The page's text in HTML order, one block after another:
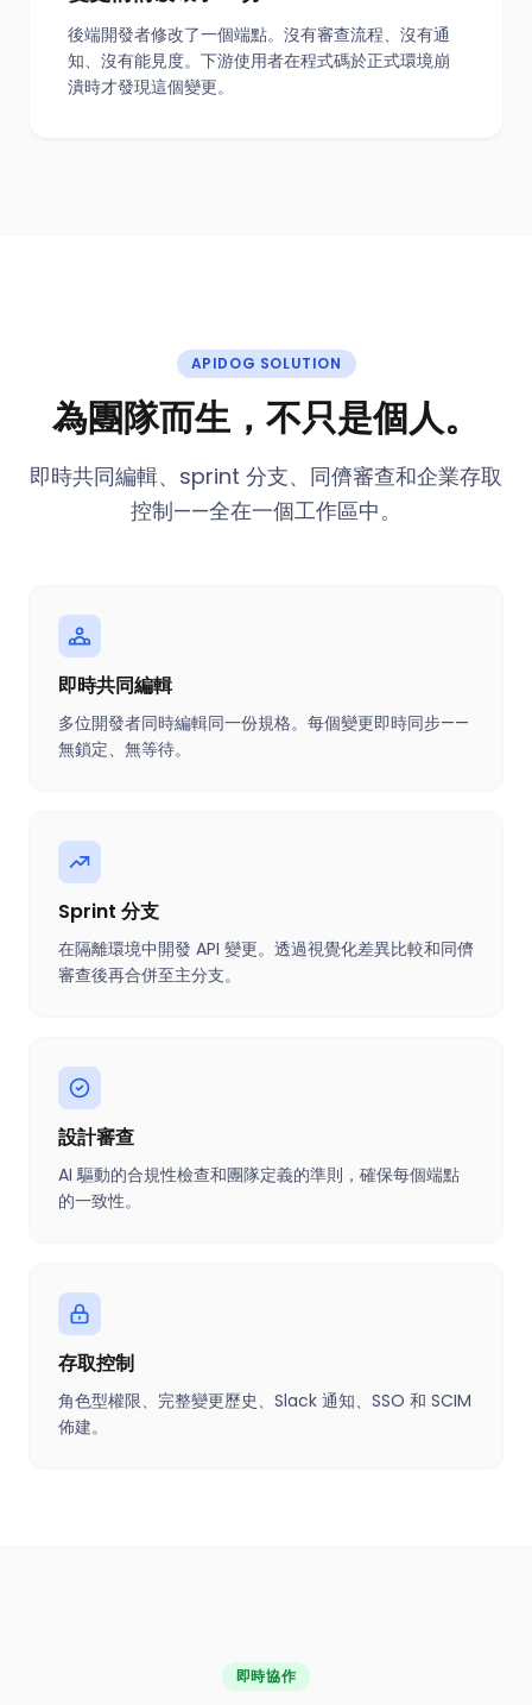
後端開發者修改了一個端點。沒有審查流程、沒有通
知、沒有能見度。下游使用者在程式碼於正式環境崩
潰時才發現這個變更。
APIDOG SOLUTION
為團隊而生，不只是個人。
即時共同編輯、sprint 分支、同儕審查和企業存取
控制——全在一個工作區中。
即時共同編輯
多位開發者同時編輯同一份規格。每個變更即時同步——
無鎖定、無等待。
Sprint 分支
在隔離環境中開發 API 變更。透過視覺化差異比較和同儕
審查後再合併至主分支。
設計審查
AI 驅動的合規性檢查和團隊定義的準則，確保每個端點
的一致性。
存取控制
角色型權限、完整變更歷史、Slack 通知、SSO 和 SCIM
佈建。
即時協作